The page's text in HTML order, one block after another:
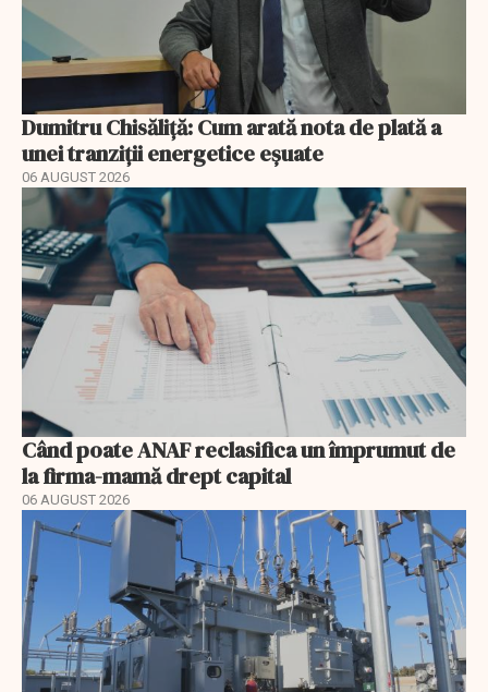
Dumitru Chisăliță: Cum arată nota de plată a
unei tranziții energetice eșuate
06 AUGUST 2026
Când poate ANAF reclasifica un împrumut de
la firma-mamă drept capital
06 AUGUST 2026